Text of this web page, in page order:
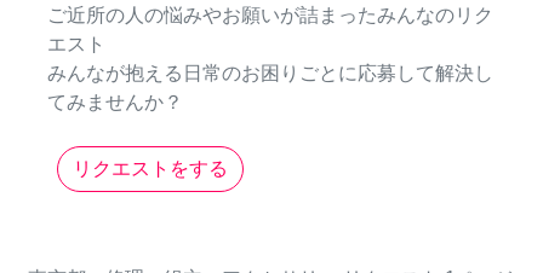
ご近所の人の悩みやお願いが詰まったみんなのリク
エスト
みんなが抱える日常のお困りごとに応募して解決し
てみませんか？
リクエストをする